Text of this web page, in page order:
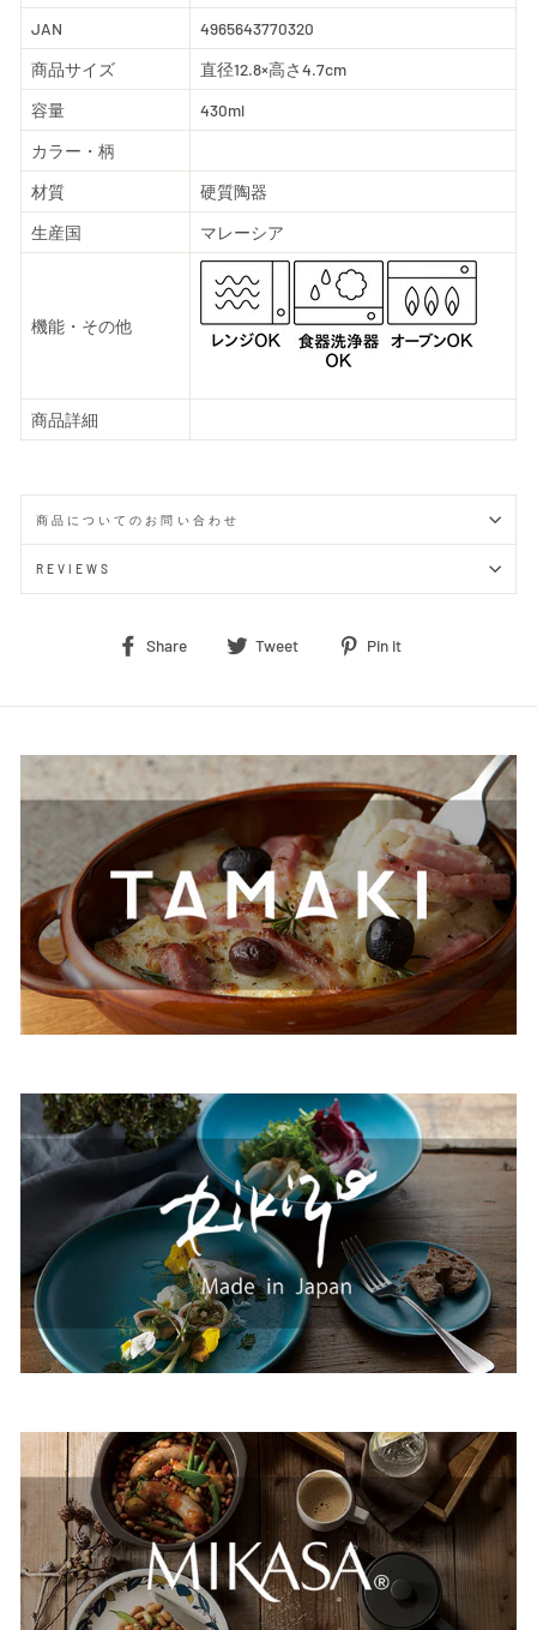
JAN
4965643770320
商品サイズ
直径12.8×高さ4.7cm
容量
430ml
カラー・柄
材質
硬質陶器
生産国
マレーシア
機能・その他
商品詳細
商品についてのお問い合わせ
REVIEWS
Share
Share Tweet
Tweet Pin it